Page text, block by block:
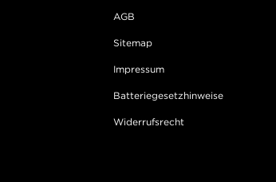
AGB
Sitemap
Impressum
Batteriegesetzhinweise
Widerrufsrecht